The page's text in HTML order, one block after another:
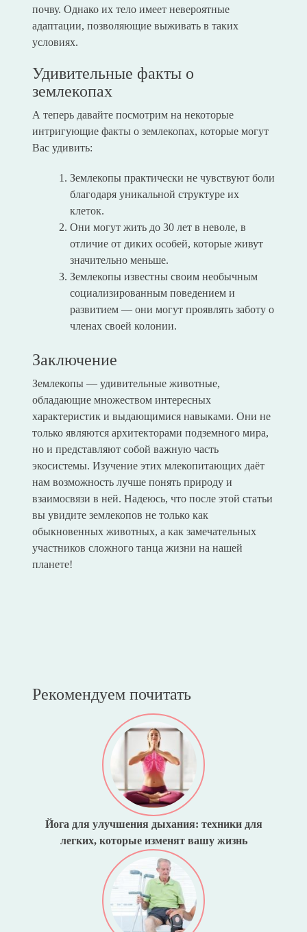
почву. Однако их тело имеет невероятные
адаптации, позволяющие выживать в таких
условиях.
Удивительные факты о
землекопах
А теперь давайте посмотрим на некоторые
интригующие факты о землекопах, которые могут
Вас удивить:
Землекопы практически не чувствуют боли
благодаря уникальной структуре их
клеток.
Они могут жить до 30 лет в неволе, в
отличие от диких особей, которые живут
значительно меньше.
Землекопы известны своим необычным
социализированным поведением и
развитием — они могут проявлять заботу о
членах своей колонии.
Заключение
Землекопы — удивительные животные,
обладающие множеством интересных
характеристик и выдающимися навыками. Они не
только являются архитекторами подземного мира,
но и представляют собой важную часть
экосистемы. Изучение этих млекопитающих даёт
нам возможность лучше понять природу и
взаимосвязи в ней. Надеюсь, что после этой статьи
вы увидите землекопов не только как
обыкновенных животных, а как замечательных
участников сложного танца жизни на нашей
планете!
Рекомендуем почитать
Йога для улучшения дыхания: техники для
легких, которые изменят вашу жизнь